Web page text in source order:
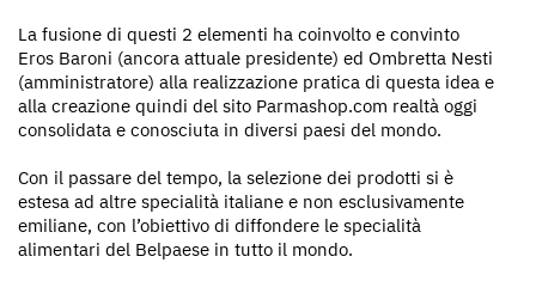
La fusione di questi 2 elementi ha coinvolto e convinto
Eros Baroni (ancora attuale presidente) ed Ombretta Nesti
(amministratore) alla realizzazione pratica di questa idea e
alla creazione quindi del sito Parmashop.com realtà oggi
consolidata e conosciuta in diversi paesi del mondo.
Con il passare del tempo, la selezione dei prodotti si è
estesa ad altre specialità italiane e non esclusivamente
emiliane, con l’obiettivo di diffondere le specialità
alimentari del Belpaese in tutto il mondo.